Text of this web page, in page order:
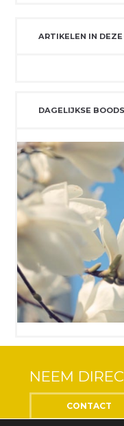
ARTIKELEN IN
DAGELIJKSE
NEEM
CONTACT